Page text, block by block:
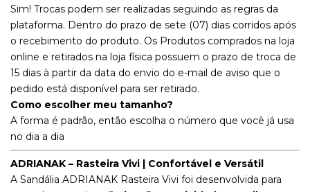
Sim! Trocas podem ser realizadas seguindo as regras da
plataforma. Dentro do prazo de sete (07) dias corridos após
o recebimento do produto. Os Produtos comprados na loja
online e retirados na loja física possuem o prazo de troca de
15 dias à partir da data do envio do e-mail de aviso que o
pedido está disponível para ser retirado.
Como escolher meu tamanho?
A forma é padrão, então escolha o número que você já usa
no dia a dia
ADRIANAK – Rasteira Vivi | Confortável e Versátil
A Sandália ADRIANAK Rasteira Vivi foi desenvolvida para